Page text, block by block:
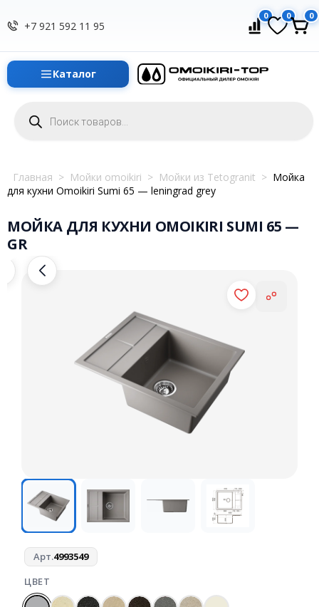
+7 921 592 11 95
0 0 0
Каталог
товаров
Главная > Мойки omoikiri > Мойки из Tetogranit > Мойка
для кухни Omoikiri Sumi 65 — leningrad grey
МОЙКА ДЛЯ КУХНИ OMOIKIRI SUMI 65 —
GR
Арт.4993549
ЦВЕТ